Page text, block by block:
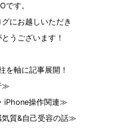
です。
グにお越しいただき
うございます！
を軸に記事展開！
≫
iPhone操作関連≫
質&自己受容の話≫